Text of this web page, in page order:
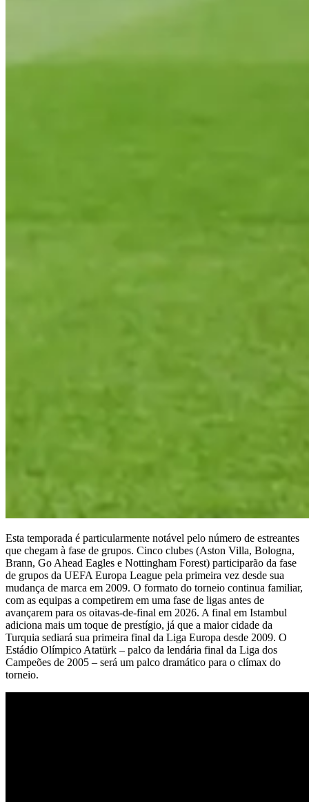
Esta temporada é particularmente notável pelo número de estreantes
que chegam à fase de grupos. Cinco clubes (Aston Villa, Bologna,
Brann, Go Ahead Eagles e Nottingham Forest) participarão da fase
de grupos da UEFA Europa League pela primeira vez desde sua
mudança de marca em 2009. O formato do torneio continua familiar,
com as equipas a competirem em uma fase de ligas antes de
avançarem para os oitavas-de-final em 2026. A final em Istambul
adiciona mais um toque de prestígio, já que a maior cidade da
Turquia sediará sua primeira final da Liga Europa desde 2009. O
Estádio Olímpico Atatürk – palco da lendária final da Liga dos
Campeões de 2005 – será um palco dramático para o clímax do
torneio.